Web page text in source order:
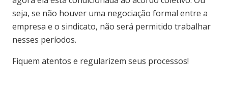
seja, se não houver uma negociação formal entre a
empresa e o sindicato, não será permitido trabalhar
nesses períodos.
Fiquem atentos e regularizem seus processos!